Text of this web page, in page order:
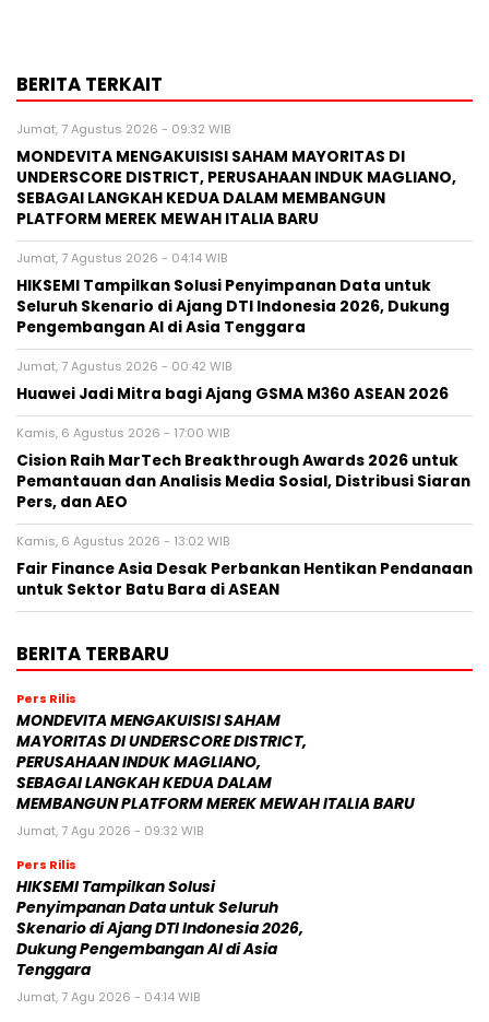
BERITA TERKAIT
Jumat, 7 Agustus 2026 - 09:32 WIB
MONDEVITA MENGAKUISISI SAHAM MAYORITAS DI
UNDERSCORE DISTRICT, PERUSAHAAN INDUK MAGLIANO,
SEBAGAI LANGKAH KEDUA DALAM MEMBANGUN
PLATFORM MEREK MEWAH ITALIA BARU
Jumat, 7 Agustus 2026 - 04:14 WIB
HIKSEMI Tampilkan Solusi Penyimpanan Data untuk
Seluruh Skenario di Ajang DTI Indonesia 2026, Dukung
Pengembangan AI di Asia Tenggara
Jumat, 7 Agustus 2026 - 00:42 WIB
Huawei Jadi Mitra bagi Ajang GSMA M360 ASEAN 2026
Kamis, 6 Agustus 2026 - 17:00 WIB
Cision Raih MarTech Breakthrough Awards 2026 untuk
Pemantauan dan Analisis Media Sosial, Distribusi Siaran
Pers, dan AEO
Kamis, 6 Agustus 2026 - 13:02 WIB
Fair Finance Asia Desak Perbankan Hentikan Pendanaan
untuk Sektor Batu Bara di ASEAN
BERITA TERBARU
Pers Rilis
MONDEVITA MENGAKUISISI SAHAM
MAYORITAS DI UNDERSCORE DISTRICT,
PERUSAHAAN INDUK MAGLIANO,
SEBAGAI LANGKAH KEDUA DALAM
MEMBANGUN PLATFORM MEREK MEWAH ITALIA BARU
Jumat, 7 Agu 2026 - 09:32 WIB
Pers Rilis
HIKSEMI Tampilkan Solusi
Penyimpanan Data untuk Seluruh
Skenario di Ajang DTI Indonesia 2026,
Dukung Pengembangan AI di Asia
Tenggara
Jumat, 7 Agu 2026 - 04:14 WIB